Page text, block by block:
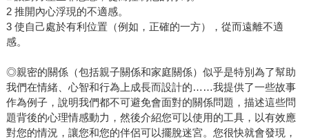
2 推開內心浮現的不適感。
3 使自己處於有利位置（例如，正確的一方），從而遠離不適
感。
◎親密的關係（包括親子關係和家庭關係）似乎是特別為了幫助
我們在情緒、心智和行為上成長而設計的……我提供了一些故事
作為例子，說明我們都不可避免會面對的關係問題，描述這些問
題背後的心理情感動力，然後介紹您可以使用的工具，以有效應
對您的情況，讓您和您的伴侶可以擺脫迷宮。您很快就會發現，